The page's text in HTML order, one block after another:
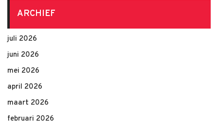
ARCHIEF
juli 2026
juni 2026
mei 2026
april 2026
maart 2026
februari 2026